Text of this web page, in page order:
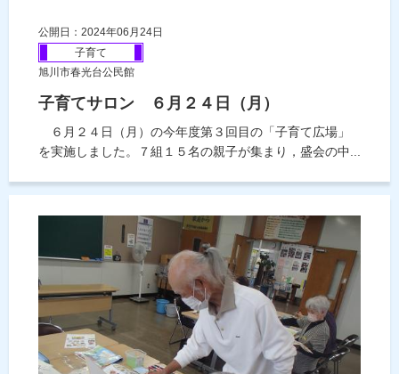
公開日：2024年06月24日
子育て
旭川市春光台公民館
子育てサロン ６月２４日（月）
６月２４日（月）の今年度第３回目の「子育て広場」
を実施しました。７組１５名の親子が集まり，盛会の中...